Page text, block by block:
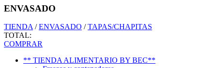
ENVASADO
TIENDA/ENVASADO /TAPAS/CHAPITAS
TOTAL:
COMPRAR
** TIENDA ALIMENTARIO BY BEC**